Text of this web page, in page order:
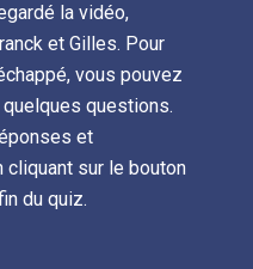
la vidéo,
et Gilles. Pour
vous pouvez
questions.
et
sur le bouton
du quiz.